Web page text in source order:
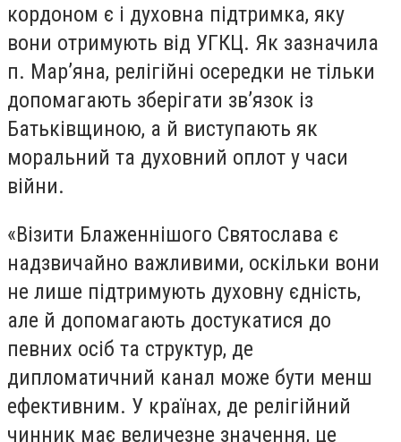
кордоном є і духовна підтримка, яку
вони отримують від УГКЦ. Як зазначила
п. Мар’яна, релігійні осередки не тільки
допомагають зберігати зв’язок із
Батьківщиною, а й виступають як
моральний та духовний оплот у часи
війни.
«Візити Блаженнішого Святослава є
надзвичайно важливими, оскільки вони
не лише підтримують духовну єдність,
але й допомагають достукатися до
певних осіб та структур, де
дипломатичний канал може бути менш
ефективним. У країнах, де релігійний
чинник має величезне значення, це